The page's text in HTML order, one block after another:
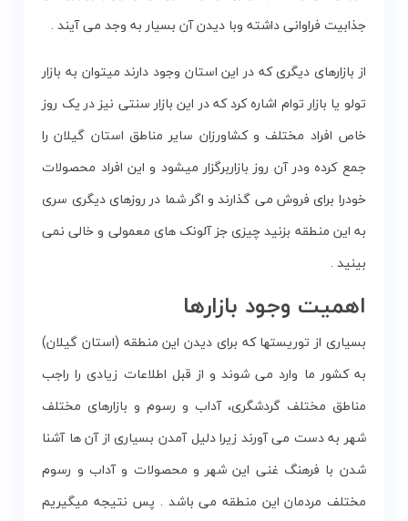
جذابیت فراوانی داشته وبا دیدن آن بسیار به وجد می آیند .
از بازارهای دیگری که در این استان وجود دارند میتوان به بازار
تولو یا بازار توام اشاره کرد که در این بازار سنتی نیز در یک روز
خاص افراد مختلف و کشاورزان سایر مناطق استان گیلان را
جمع کرده ودر آن روز بازاربرگزار میشود و این افراد محصولات
خودرا برای فروش می گذارند و اگر شما در روزهای دیگری سری
به این منطقه بزنید چیزی جز آلونک های معمولی و خالی نمی
بینید .
اهمیت وجود بازارها
بسیاری از توریستها که برای دیدن این منطقه (استان گیلان)
به کشور ما وارد می شوند و از قبل اطلاعات زیادی را راجب
مناطق مختلف گردشگری، آداب و رسوم و بازارهای مختلف
شهر به دست می آورند زیرا دلیل آمدن بسیاری از آن ها آشنا
شدن با فرهنگ غنی این شهر و محصولات و آداب و رسوم
مختلف مردمان این منطقه می باشد . پس نتیجه میگیریم